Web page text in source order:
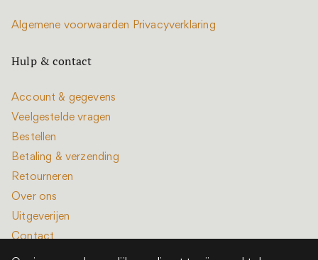
Algemene voorwaarden Privacyverklaring
Hulp & contact
Account & gegevens
Veelgestelde vragen
Bestellen
Betaling & verzending
Retourneren
Over ons
Uitgeverijen
Contact